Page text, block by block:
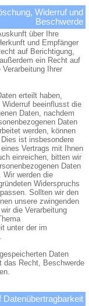
Widerruf und
Beschwerde
über Ihre
und Empfänger
auf Berichtigung,
ein Recht auf
Ihrer
erteilt haben,
beeinflusst die
Daten, nachdem
Daten
werden, können
ist insbesondere
Vertrags mit Ihnen
einreichen, bitten wir
Daten
Wir werden die
Widerspruchs
Sollten wir den
unsere zwingenden
die Verarbeitung
unter der im
Daten
das Recht, Beschwerde
Datenübertragbarkeit